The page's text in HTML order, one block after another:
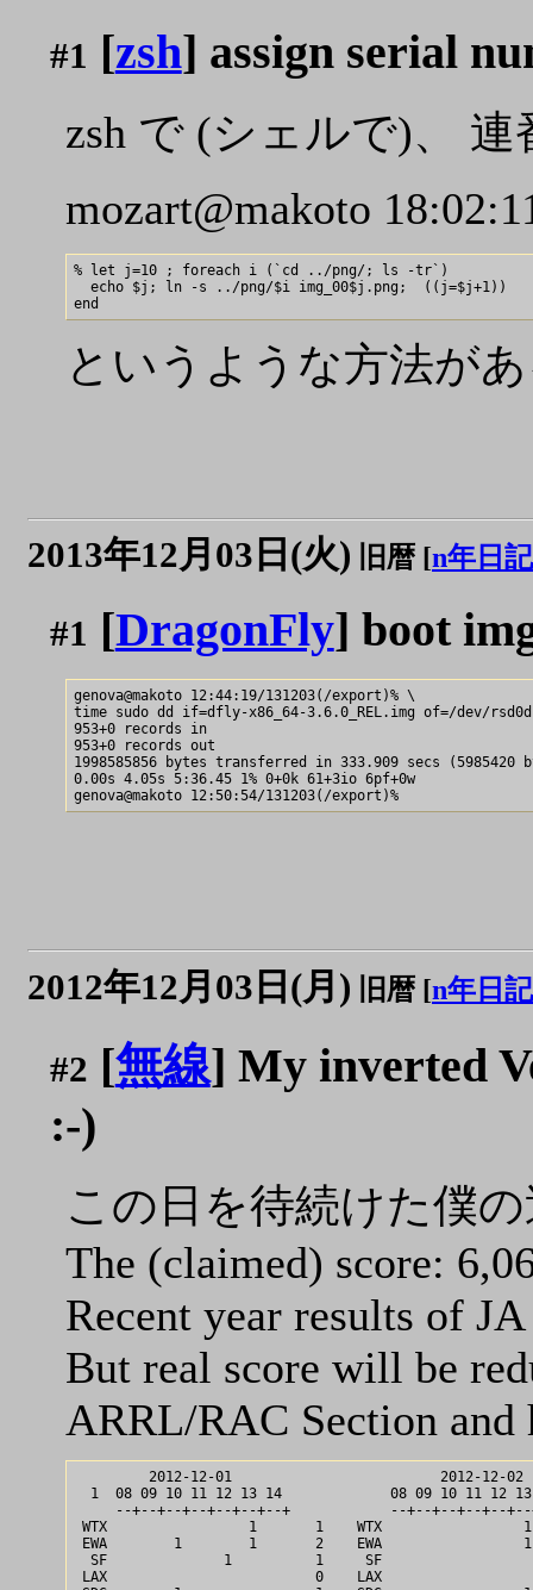
#1 [zsh] assign serial
zsh で (シェルで)、
mozart@makoto
% let j=10 ; foreach i (`cd ../png/; ls -tr`)
  echo $j; ln -s ../png/$i img_00$j.png;  ((j=$j+1))
というような方法が
2013年12月03日(火) 旧暦 [n年日記
#1 [DragonFly] boot
genova@makoto 12:44:19/131203(/export)% \
time sudo dd if=dfly-x86_64-3.6.0_REL.img of=/dev/
953+0 records in
953+0 records out
1998585856 bytes transferred in 333.909 secs (5985420
0.00s 4.05s 5:36.45 1% 0+0k 61+3io 6pf+0w
2012年12月03日(月) 旧暦 [n年日記
#2 [無線] My inverted
:-)
この日を待続けた僕の
The (claimed) score:
Recent year results of JA
But real score will be
ARRL/RAC Section
         2012-12-01                         2012-12-02
  1  08 09 10 11 12 13 14 	      08 09 10 11 12 13 14
     --+--+--+--+--+--+--+	      --+--+--+--+--+--+--+
WTX                 1       1	  WTX                 1       1   2
EWA        1        1       2	  EWA                 1       1   3
  SF              1          1	   SF                         0   1
LAX                         0	  LAX                    1    1   1